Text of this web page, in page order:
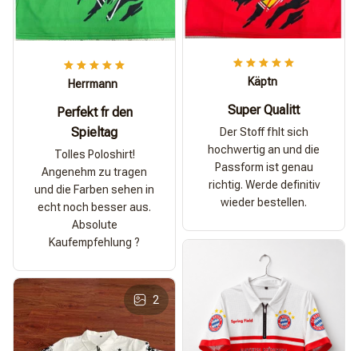
Herrmann
Perfekt fr den
Spieltag
Tolles Poloshirt!
Angenehm zu tragen
und die Farben sehen in
echt noch besser aus.
Absolute
Kaufempfehlung ?
Käptn
Super Qualitt
Der Stoff fhlt sich
hochwertig an und die
Passform ist genau
richtig. Werde definitiv
wieder bestellen.
2